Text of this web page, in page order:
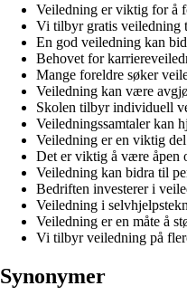
Veiledning er viktig for å
Vi tilbyr gratis veiledning
En god veiledning kan
Behovet for
Mange foreldre søker
Veiledning kan være
Skolen tilbyr individuell
Veiledningssamtaler kan
Veiledning er en viktig
Det er viktig å være åpen
Veiledning kan bidra til
Bedriften investerer i
Veiledning i
Veiledning er en måte å
Vi tilbyr veiledning på
Synonymer